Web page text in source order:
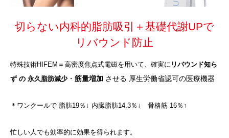
切らない内科的脂肪吸引＋基礎代謝UPで
リバウンド防止
特殊技術HIFEM＝高密度焦点式電磁を用いて、確実に リバウンド知ら
ず の 永久脂肪減少・ 筋量増加 させる 厚生労働省認可の医療機器
＊ワンクールで 脂肪19％↓ 内臓脂肪14.3％↓ 骨格筋 16％↑
忙しい人でも効率的に効果を得られます。